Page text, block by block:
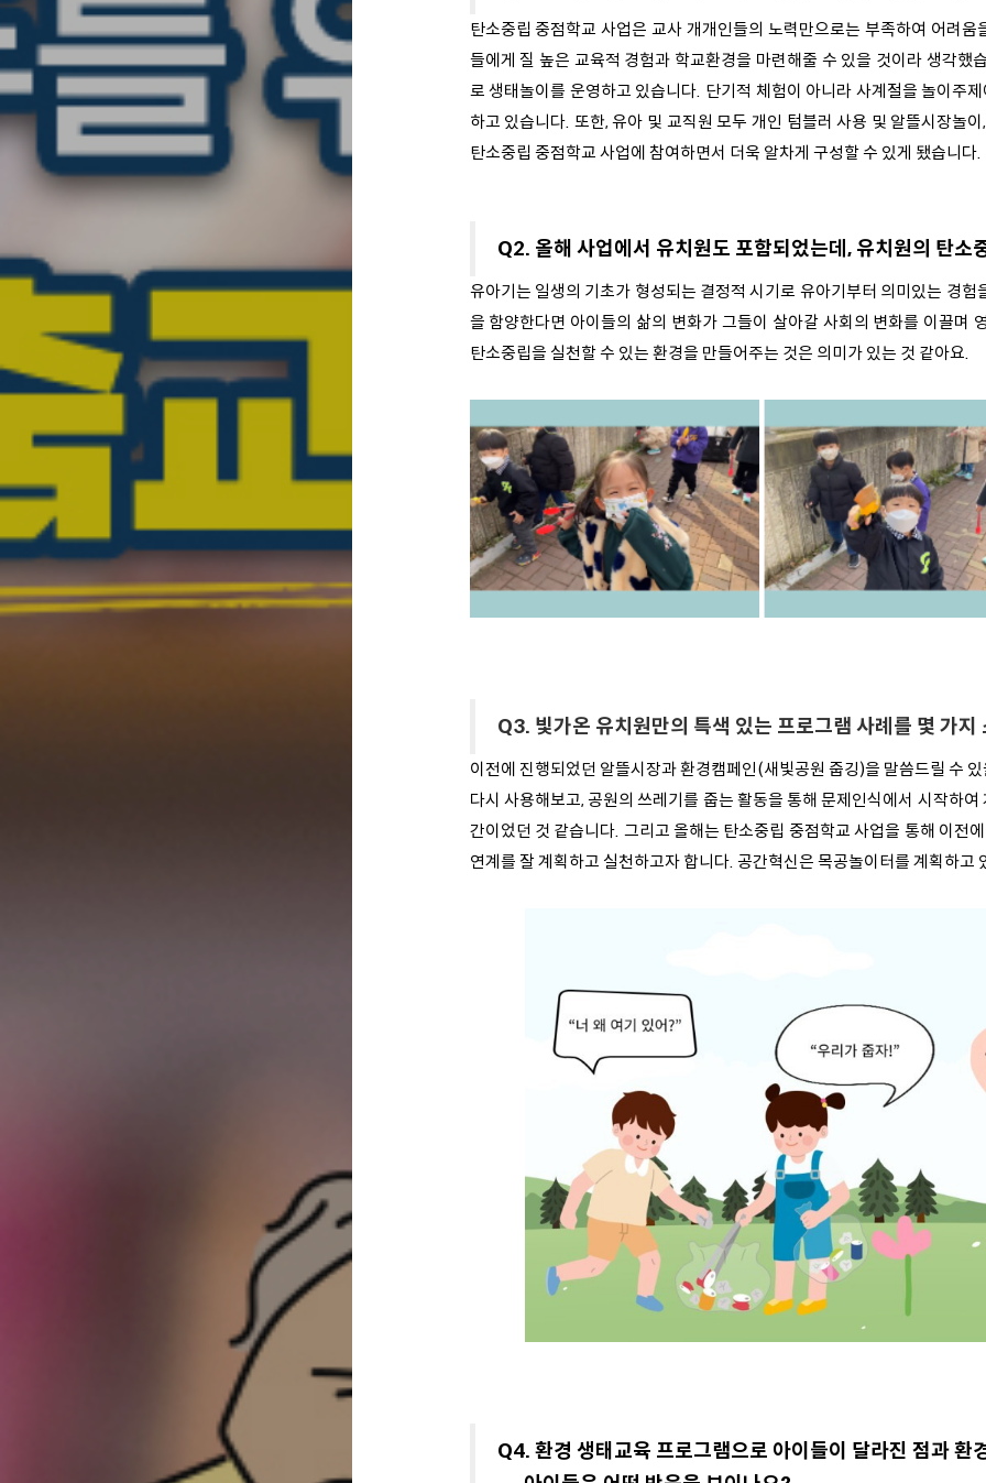
탄소중립 중점학교 사업은 교사 개개인들의 노력만으로는 부족하여 어려
들에게 질 높은 교육적 경험과 학교환경을 마련해줄 수 있을 것이라 생각했
로 생태놀이를 운영하고 있습니다. 단기적 체험이 아니라 사계절을 놀이주
하고 있습니다. 또한, 유아 및 교직원 모두 개인 텀블러 사용 및 알뜰시장놀
탄소중립 중점학교 사업에 참여하면서 더욱 알차게 구성할 수 있게 됐습니다.
Q2. 올해 사업에서 유치원도 포함되었는데, 유치원의 탄소
유아기는 일생의 기초가 형성되는 결정적 시기로 유아기부터 의미있는 경
을 함양한다면 아이들의 삶의 변화가 그들이 살아갈 사회의 변화를 이끌며
탄소중립을 실천할 수 있는 환경을 만들어주는 것은 의미가 있는 것 같아요.
Q3. 빛가온 유치원만의 특색 있는 프로그램 사례를 몇 가지
이전에 진행되었던 알뜰시장과 환경캠페인(새빛공원 줍깅)을 말씀드릴 수
다시 사용해보고, 공원의 쓰레기를 줍는 활동을 통해 문제인식에서 시작하
간이었던 것 같습니다. 그리고 올해는 탄소중립 중점학교 사업을 통해 이전
연계를 잘 계획하고 실천하고자 합니다. 공간혁신은 목공놀이터를 계획하고
Q4. 환경 생태교육 프로그램으로 아이들이 달라진 점과 환